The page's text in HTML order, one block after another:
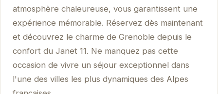
atmosphère chaleureuse, vous garantissent une
expérience mémorable. Réservez dès maintenant
et découvrez le charme de Grenoble depuis le
confort du Janet 11. Ne manquez pas cette
occasion de vivre un séjour exceptionnel dans
l'une des villes les plus dynamiques des Alpes